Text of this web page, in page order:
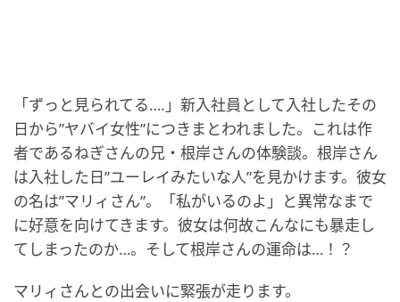
「ずっと見られてる….」新入社員として入社したその
日から”ヤバイ女性”につきまとわれました。これは作
者であるねぎさんの兄・根岸さんの体験談。根岸さん
は入社した日”ユーレイみたいな人”を見かけます。彼女
の名は”マリィさん”。「私がいるのよ」と異常なまで
に好意を向けてきます。彼女は何故こんなにも暴走し
てしまったのか…。そして根岸さんの運命は…！？
マリィさんとの出会いに緊張が走ります。